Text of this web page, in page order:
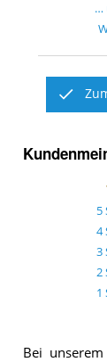
…
5
4
3
2
1
Bei unserem